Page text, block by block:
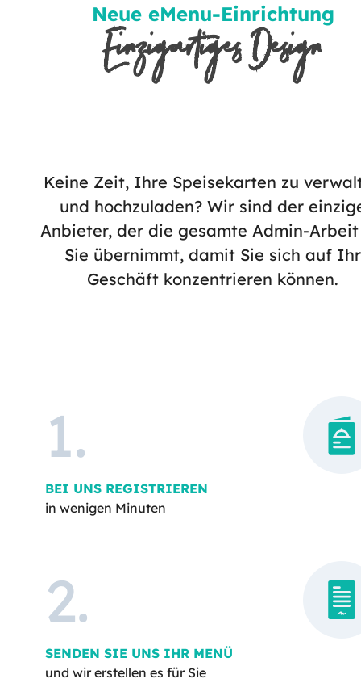
Neue eMenu-Einrichtung
Einzigartiges Design
Keine Zeit, Ihre Speisekarten zu
und hochzuladen? Wir sind der
Anbieter, der die gesamte Admin-
Sie übernimmt, damit Sie sich auf Ihr
Geschäft konzentrieren können.
1.
BEI UNS REGISTRIEREN
in wenigen Minuten
2.
SENDEN SIE UNS IHR MENÜ
und wir erstellen es für Sie